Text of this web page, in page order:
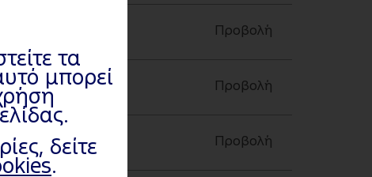
Προβολή
Προβολή
Προβολή
τα
μπορεί
δείτε
.